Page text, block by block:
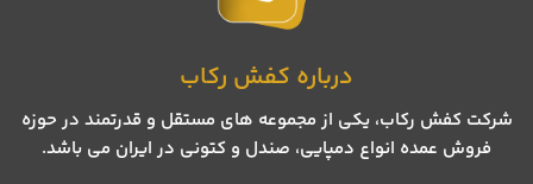
درباره کفش رکاب
شرکت کفش رکاب، یکی از مجموعه های مستقل و قدرتمند در حوزه
فروش عمده انواع دمپایی، صندل و کتونی در ایران می باشد.